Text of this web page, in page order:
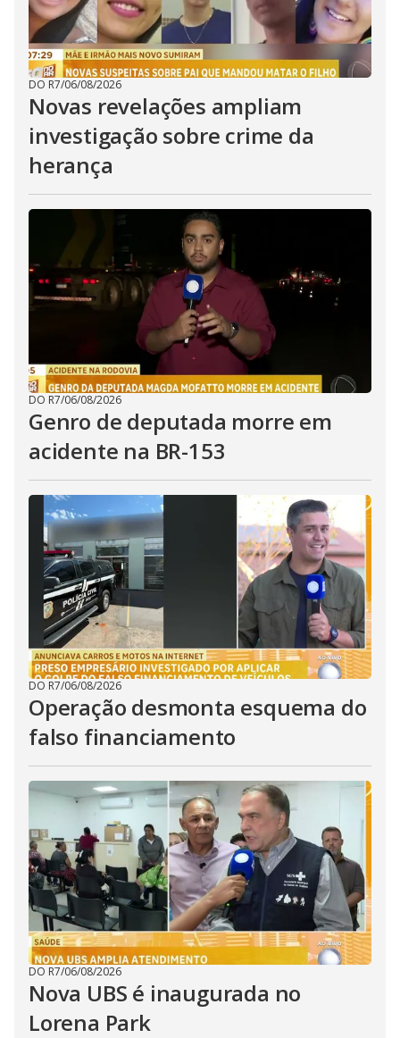
DO R7/06/08/2026
Novas revelações ampliam
investigação sobre crime da
herança
DO R7/06/08/2026
Genro de deputada morre em
acidente na BR-153
DO R7/06/08/2026
Operação desmonta esquema do
falso financiamento
DO R7/06/08/2026
Nova UBS é inaugurada no
Lorena Park